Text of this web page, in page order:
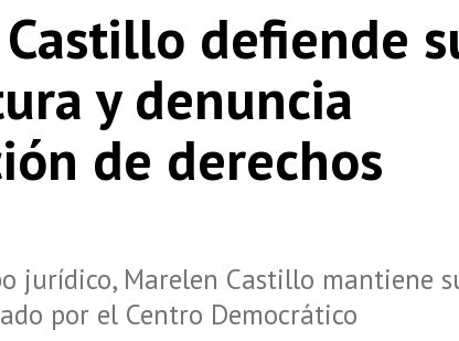
defiende
y denuncia
de derechos
jurídico, Marelen Castillo mantiene
por el Centro Democrático